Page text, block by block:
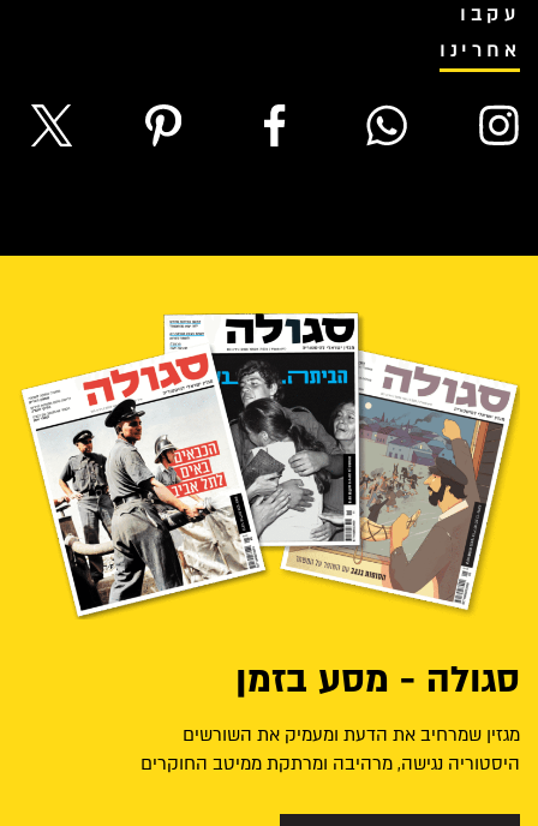
עקבו
אחרינו
סגולה - מסע בזמן
מגזין שמרחיב את הדעת ומעמיק את השורשים
היסטוריה נגישה, מרהיבה ומרתקת ממיטב החוקרים